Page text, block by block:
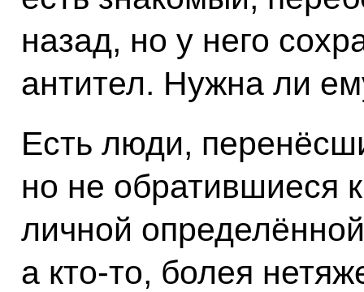
назад, но у него
антител. Нужна ли
Есть люди,
но не обратившиеся
личной
а кто-то, болея